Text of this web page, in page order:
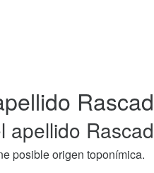
apellido
posible origen toponímica.